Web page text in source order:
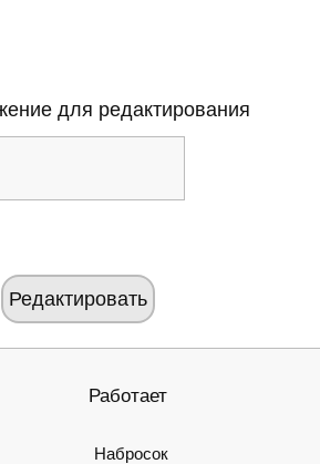
для редактирования
Работает
Набросок